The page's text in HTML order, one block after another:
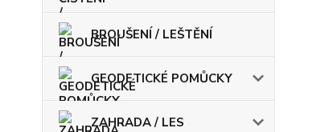
BROUŠENÍ / LEŠTĚNÍ
GEODETICKÉ POMŮCKY
ZAHRADA / LES